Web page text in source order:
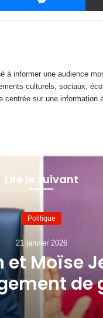
à informer une audience
culturels, sociaux,
centrée sur une
Lire le suivant
Politique
21 janvier 2026
et Moïse
de
de 48